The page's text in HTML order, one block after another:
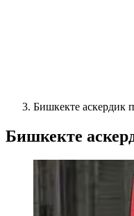
Бишкекте аскердик
Бишкекте